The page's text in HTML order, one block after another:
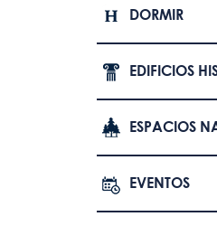
DORMIR
EDIFICIOS
ESPACIOS
EVENTOS